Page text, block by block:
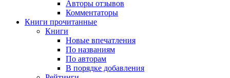
Авторы отзывов
Комментаторы
Книги прочитанные
Книги
Новые впечатления
По названиям
По авторам
В порядке добавления